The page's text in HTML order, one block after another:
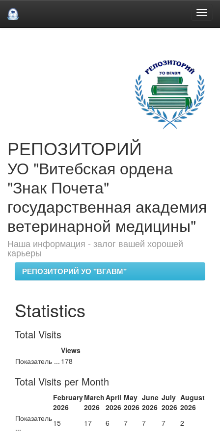
РЕПОЗИТОРИЙ
УО "Витебская ордена
"Знак Почета"
государственная академия
ветеринарной медицины"
Наша информация - залог вашей хорошей
карьеры
РЕПОЗИТОРИЙ УО "ВГАВМ"
Statistics
Total Visits
Views
Показатель ... 178
Total Visits per Month
February
2026
March
2026
April
2026
May
2026
June
2026
July
2026
August
2026
Показатель
...
15 17 6 7 7 7 2